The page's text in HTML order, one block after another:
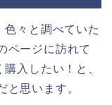
々と調べていた
ページに訪れて
入したい！と、
と思います。